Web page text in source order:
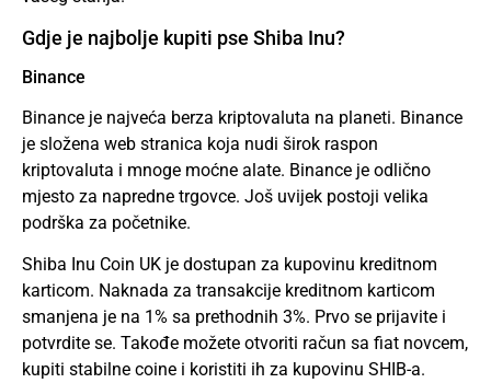
Gdje je najbolje kupiti pse Shiba Inu?
Binance
Binance je najveća berza kriptovaluta na planeti. Binance
je složena web stranica koja nudi širok raspon
kriptovaluta i mnoge moćne alate. Binance je odlično
mjesto za napredne trgovce. Još uvijek postoji velika
podrška za početnike.
Shiba Inu Coin UK je dostupan za kupovinu kreditnom
karticom. Naknada za transakcije kreditnom karticom
smanjena je na 1% sa prethodnih 3%. Prvo se prijavite i
potvrdite se. Takođe možete otvoriti račun sa fiat novcem,
kupiti stabilne coine i koristiti ih za kupovinu SHIB-a.